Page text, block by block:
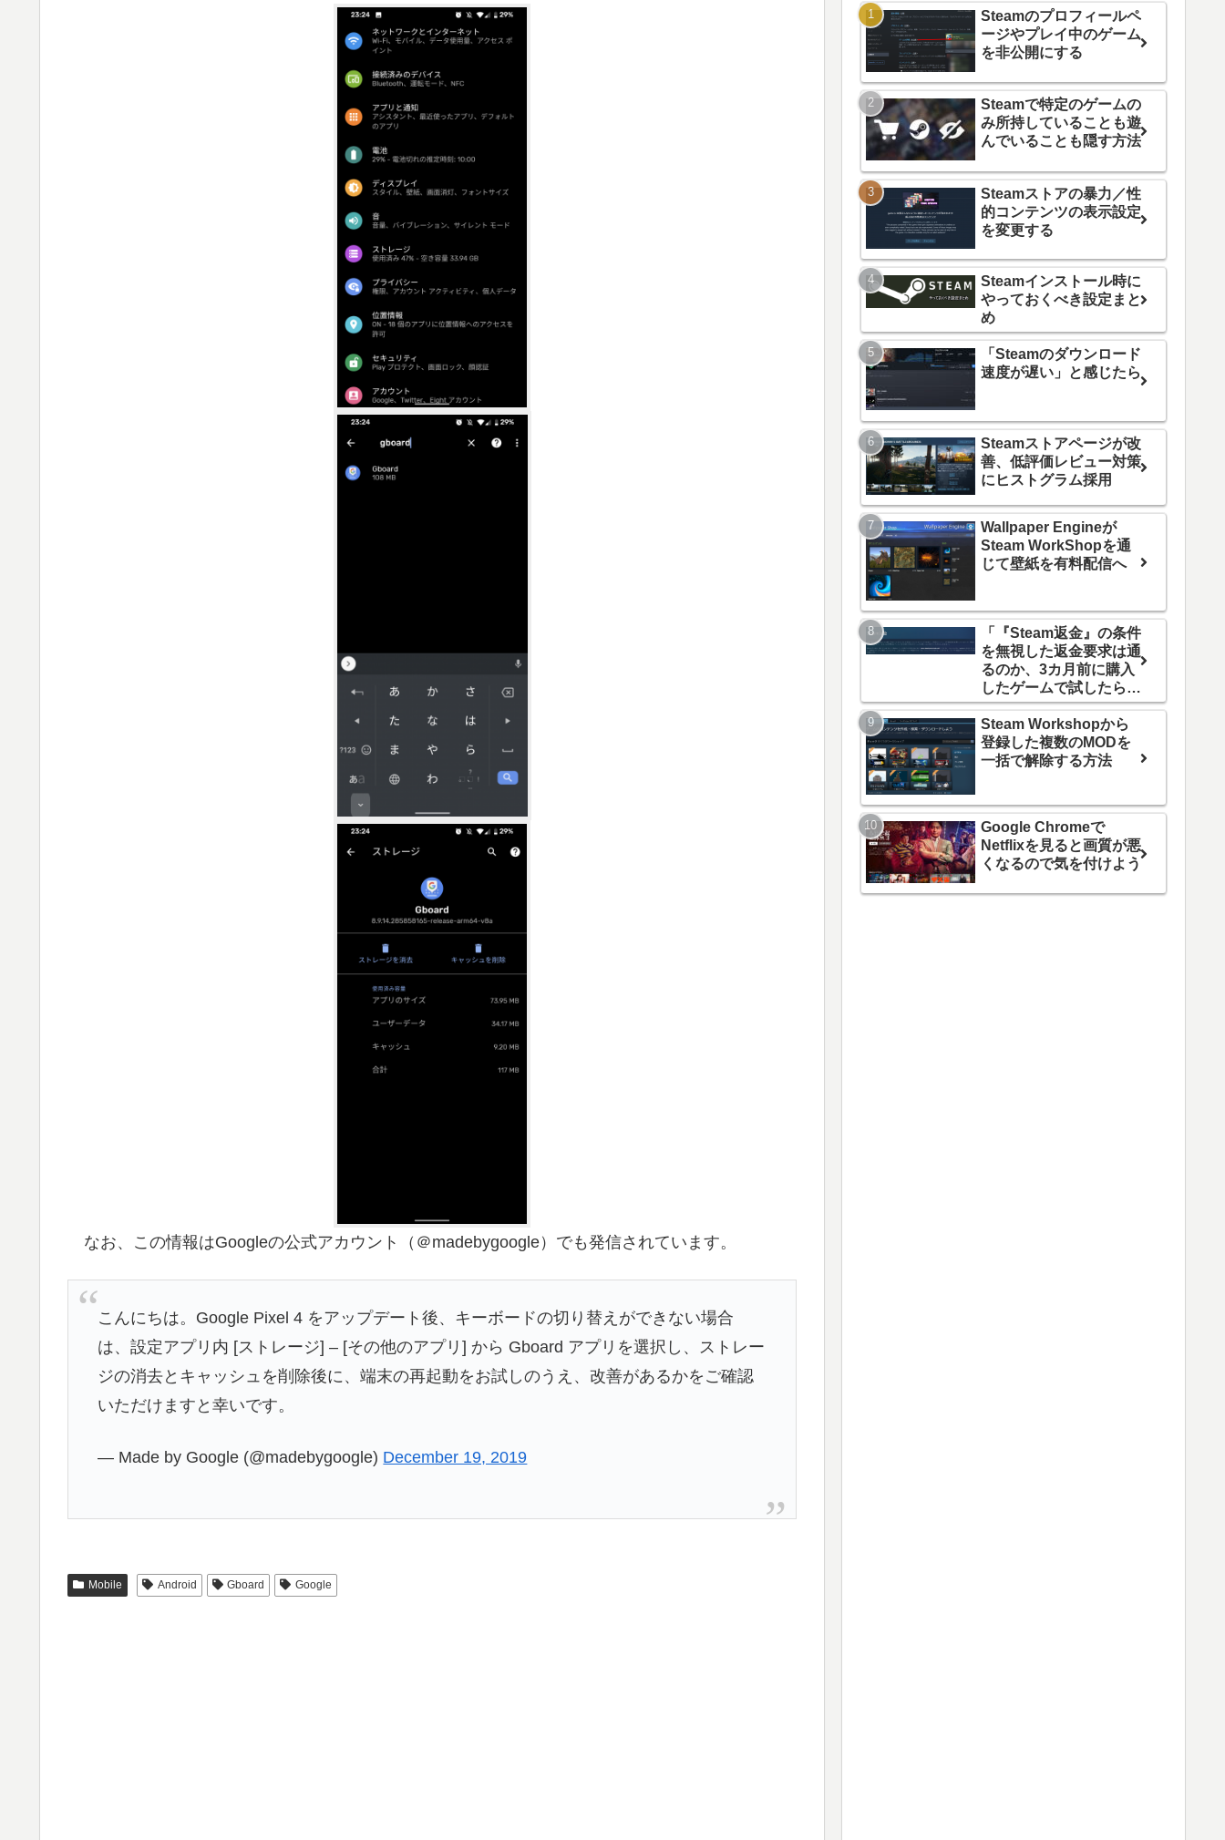
なお、この情報はGoogleの公式アカウント（＠madebygoogle）でも発信されています。
こんにちは。Google Pixel 4 をアップデート後、キーボードの切り替えができない場合
は、設定アプリ内 [ストレージ] – [その他のアプリ] から Gboard アプリを選択し、ストレー
ジの消去とキャッシュを削除後に、端末の再起動をお試しのうえ、改善があるかをご確認
いただけますと幸いです。
— Made by Google (@madebygoogle) December 19, 2019
Mobile Android Gboard Google
Steamのプロフィールペ
ージやプレイ中のゲーム
を非公開にする
Steamで特定のゲームの
み所持していることも遊
んでいることも隠す方法
Steamストアの暴力／性
的コンテンツの表示設定
を変更する
Steamインストール時に
やっておくべき設定まと
め
「Steamのダウンロード
速度が遅い」と感じたら
Steamストアページが改
善、低評価レビュー対策
にヒストグラム採用
Wallpaper Engineが
Steam WorkShopを通
じて壁紙を有料配信へ
「『Steam返金』の条件
を無視した返金要求は通
るのか、3カ月前に購入
したゲームで試したらで
きました」の続報
Steam Workshopから
登録した複数のMODを
一括で解除する方法
Google Chromeで
Netflixを見ると画質が悪
くなるので気を付けよう